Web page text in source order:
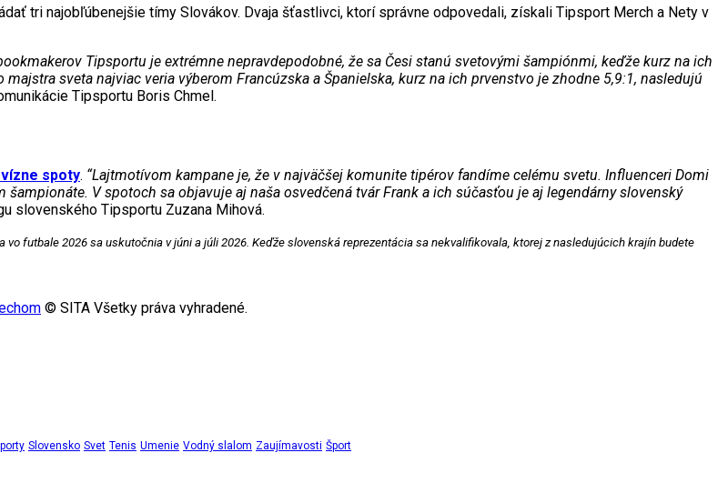
tri najobľúbenejšie tímy Slovákov. Dvaja šťastlivci, ktorí správne odpovedali, získali Tipsport Merch a Nety v
Tipsportu je extrémne nepravdepodobné, že sa Česi stanú svetovými šampiónmi, keďže kurz na ich
sveta najviac veria výberom Francúzska a Španielska, kurz na ich prvenstvo je zhodne 5,9:1, nasledujú
Tipsportu Boris Chmel.
spoty. “Lajtmotívom kampane je, že v najväčšej komunite tipérov fandíme celému svetu. Influenceri Domi
V spotoch sa objavuje aj naša osvedčená tvár Frank a ich súčasťou je aj legendárny slovenský
slovenského Tipsportu Zuzana Mihová.
vo futbale 2026 sa uskutočnia v júni a júli 2026. Keďže slovenská reprezentácia sa nekvalifikovala, ktorej z nasledujúcich krajín budete
© SITA Všetky práva vyhradené.
Slovensko Svet Tenis Umenie Vodný slalom Zaujímavosti Šport